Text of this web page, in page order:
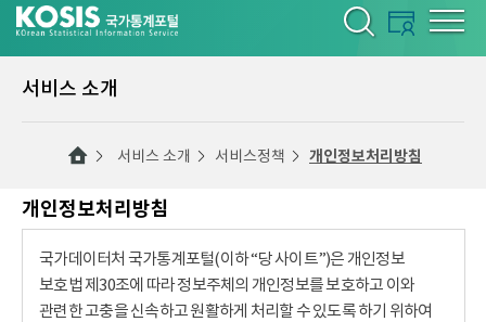
서비스 소개
서비스 소개 서비스정책 개인정보처리방침
개인정보처리방침
국가데이터처 국가통계포털(이하 “당 사이트”)은 개인정보
보호법 제30조에 따라 정보주체의 개인정보를 보호하고 이와
관련한 고충을 신속하고 원활하게 처리할 수 있도록 하기 위하여